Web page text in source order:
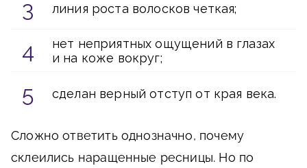
линия роста волосков четкая;
нет неприятных ощущений в глазах
и на коже вокруг;
сделан верный отступ от края века.
Сложно ответить однозначно, почему
склеились наращенные ресницы. Но по